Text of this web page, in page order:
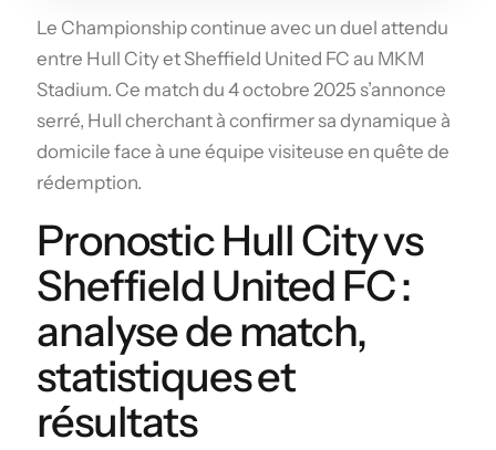
Le Championship continue avec un duel attendu
entre Hull City et Sheffield United FC au MKM
Stadium. Ce match du 4 octobre 2025 s’annonce
serré, Hull cherchant à confirmer sa dynamique à
domicile face à une équipe visiteuse en quête de
rédemption.
Pronostic Hull City vs
Sheffield United FC :
analyse de match,
statistiques et
résultats